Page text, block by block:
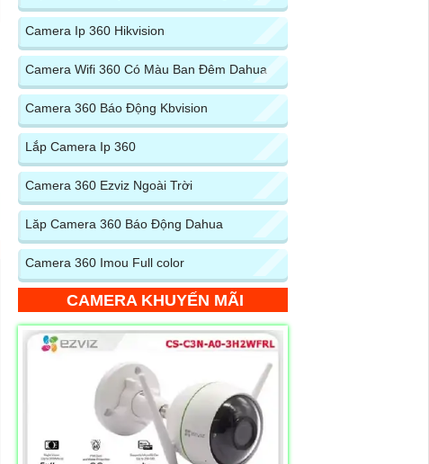
Camera Ip 360 Hikvision
Camera Wifi 360 Có Màu Ban Đêm Dahua
Camera 360 Báo Động Kbvision
Lắp Camera Ip 360
Camera 360 Ezviz Ngoài Trời
Lăp Camera 360 Báo Động Dahua
Camera 360 Imou Full color
CAMERA KHUYẾN MÃI